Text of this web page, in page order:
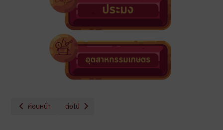
เนื้อหาก่อนหน้า: แผนกวิชาอุตสาหกรรมเกษตร
ก่อนหน้า เนื้อหาถัดไป: ตัวอย่างคณะที่ 2
ต่อไป